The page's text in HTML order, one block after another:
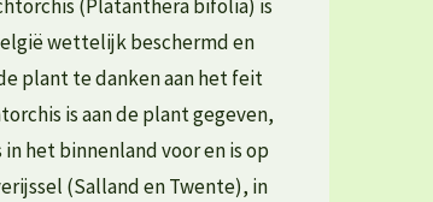
(Platanthera bifolia) is
wettelijk beschermd en
plant te danken aan het feit
is aan de plant gegeven,
het binnenland voor en is op
(Salland en Twente), in